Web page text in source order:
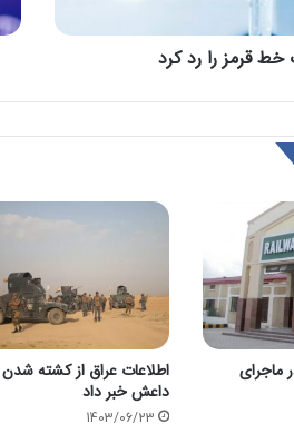
قرمز را رد کرد
ماجرای
داعش خبر داد
1403/06/23